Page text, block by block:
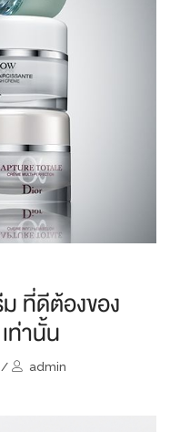
ที่ดีต้องของ
ท่านั้น
/ admin